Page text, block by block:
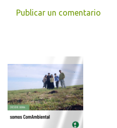
e
t
a
Publicar un comentario